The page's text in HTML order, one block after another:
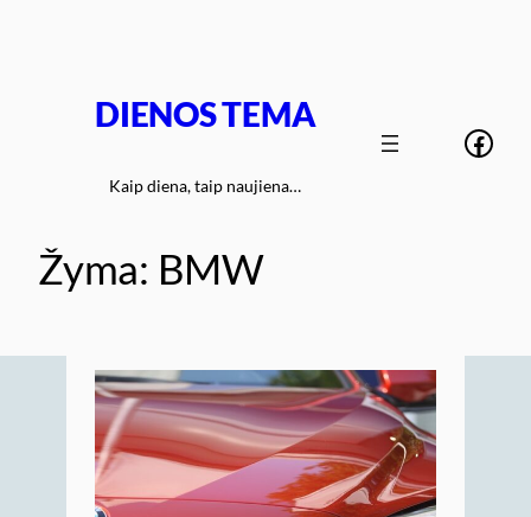
DIENOS TEMA
Kaip diena, taip naujiena…
Žyma: BMW